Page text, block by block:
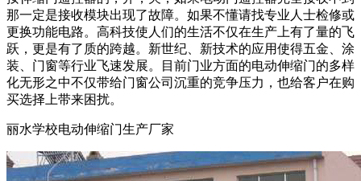
那一定是接收模块出现了故障。如果不懂请找专业人士检修或
更换功能电路。高科技使人们的生活不仅在生产上有了量的飞
跃，更是有了质的跨越。新世纪、新技术的应用使得五金、涂
装、门窗等行业飞速发展。目前门业方面的电动伸缩门的多样
化无形之中不仅带给门窗公司沉重的竞争压力，也给客户在购
买选择上带来困扰。
丽水学校电动伸缩门生产厂家